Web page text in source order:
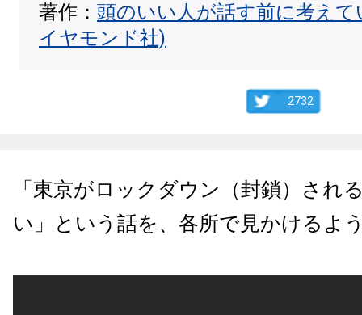
著作： 頭のいい人が話す前に考え
イヤモンド社)
2732
「東京がロックダウン（封鎖）され
い」という話を、各所で見かけるよ